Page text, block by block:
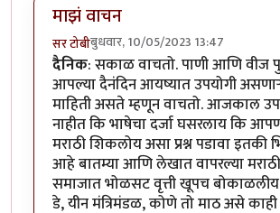
माझं वाचन
सर टोबीबुधवार, 10/05/2023 13:47
दैनिक: सकाळ वाचतो. पाणी आणि वीज
आपल्या दैनंदिन आयष्यात उपयोगी
माहिती असते म्हणून वाचतो. आजकाल
नाहीत कि भाषेचा दर्जा घसरलाय कि
मराठी शिकलोय असा प्रश्न पडावा इतकी
आहे बातम्या आणि लेखात वापरल्या
समाजात भोळसट वृत्ती खूपच
डे, यीन मंत्रिमंडळ, कोणे तो माठ असे काही